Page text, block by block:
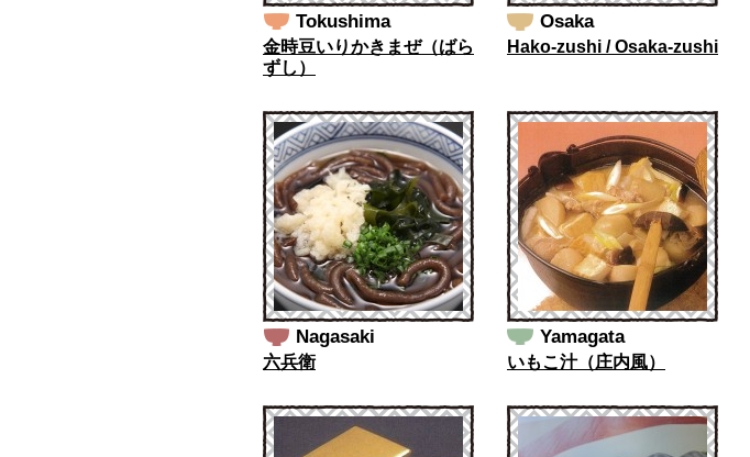
Tokushima
金時豆いりかきまぜ（ばら
ずし）
Osaka
Hako-zushi / Osaka-zushi
Nagasaki
六兵衛
Yamagata
いもこ汁（庄内風）